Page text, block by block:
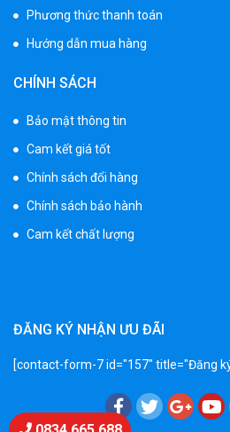
750.000 ₫
Xe máy điện trẻ
950.000 ₫
900.000 ₫
1.250.000 ₫
Xe máy điện trẻ
Phương thức thanh toán
Hướng dẫn mua hàng
CHÍNH SÁCH
Bảo mật thông tin
Cam kết giá tốt
Chính sách đổi hàng
Chính sách bảo hành
Cam kết chất lượng
ĐĂNG KÝ NHẬN ƯU ĐÃI
[contact-form-7 id="157" title="Đăng
Chat Zalo